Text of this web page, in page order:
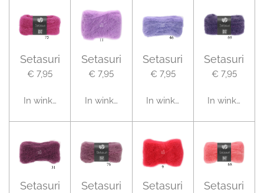
Setasuri
€ 7,95
In winkelwagen
Setasuri
€ 7,95
In winkelwagen
Setasuri
€ 7,95
In winkelwagen
Setasuri
€ 7,95
In
Setasuri Setasuri Setasuri Setasuri